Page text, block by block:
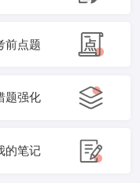
前点题
题强化
的笔记